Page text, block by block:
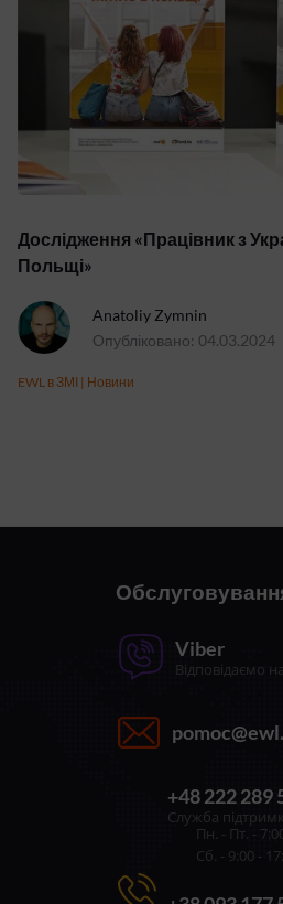
Дослідження «Працівник з
Польщі»
Anatoliy Zymnin
Опубліковано: 04.03.2024
EWL в ЗМІ | Новини
Viber
Відповідаємо
+48 222 289
Служба
Пн. - Пт. -
Сб. - 9:00 -